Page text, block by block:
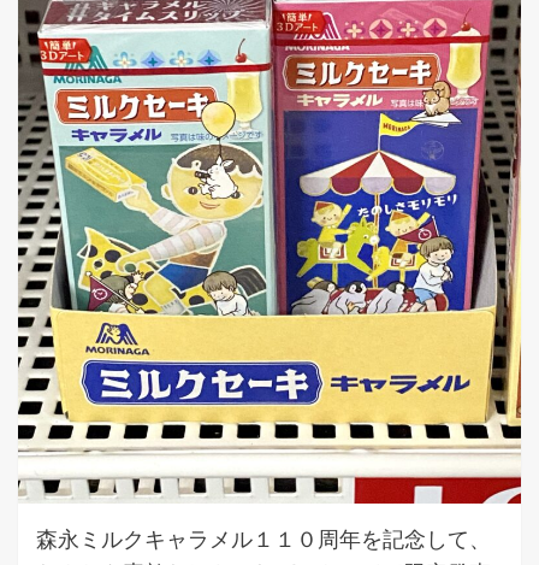
森永ミルクキャラメル１１０周年を記念して、